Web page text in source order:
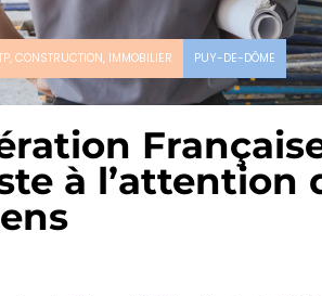
CONSTRUCTION, IMMOBILIER PUY-DE-DÔME
à l’attention